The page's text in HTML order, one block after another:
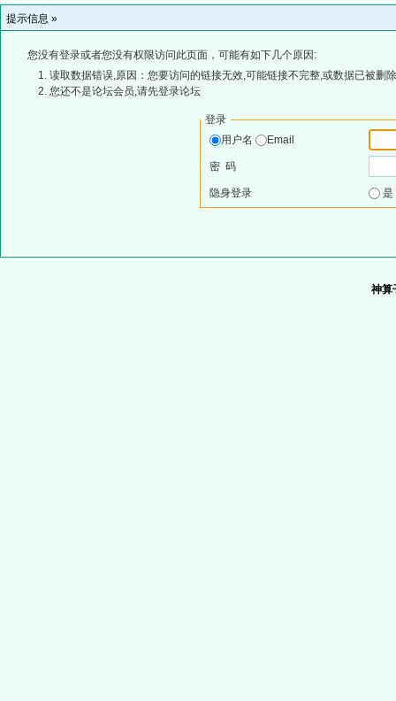
提示信息 »
您没有登录或者您没有权限访问此页面，可能有如下几个原因:
读取数据错误,原因：您要访问的链接无效,可能链接不完整,或数据已被删
您还不是论坛会员,请先登录论坛
登录
用户名
Email
密 码
隐身登录
神算